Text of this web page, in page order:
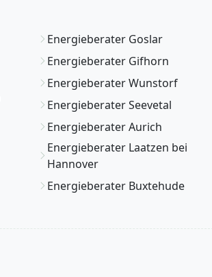
Energieberater Goslar
Energieberater Gifhorn
Energieberater Wunstorf
Energieberater Seevetal
Energieberater Aurich
Energieberater Laatzen bei
Hannover
Energieberater Buxtehude